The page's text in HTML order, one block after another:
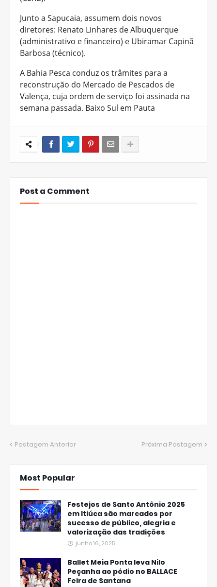
Junto a Sapucaia, assumem dois novos
diretores: Renato Linhares de Albuquerque
(administrativo e financeiro) e Ubiramar Capinã
Barbosa (técnico).
A Bahia Pesca conduz os trâmites para a
reconstrução do Mercado de Pescados de
Valença, cuja ordem de serviço foi assinada na
semana passada. Baixo Sul em Pauta
Post a Comment
Postagem Anterior Próxima Postagem
Most Popular
Festejos de Santo Antônio 2025
em Itiúca são marcados por
sucesso de público, alegria e
valorização das tradições
junho 16, 2025
Ballet Meia Ponta leva Nilo
Peçanha ao pódio no BALLACE
Feira de Santana